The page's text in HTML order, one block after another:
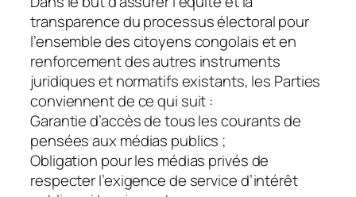
transparence du processus électoral pour
l’ensemble des citoyens congolais et en
renforcement des autres instruments
juridiques et normatifs existants, les Parties
conviennent de ce qui suit :
Garantie d’accès de tous les courants de
pensées aux médias publics ;
Obligation pour les médias privés de
respecter l’exigence de service d’intérêt